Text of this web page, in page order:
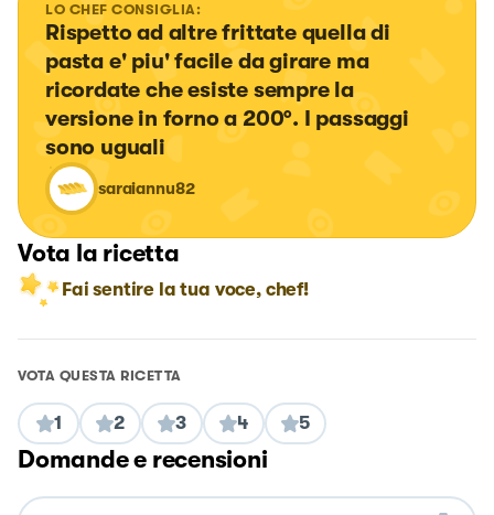
LO CHEF CONSIGLIA:
Rispetto ad altre frittate quella di
pasta e' piu' facile da girare ma
ricordate che esiste sempre la
versione in forno a 200°. I passaggi
sono uguali
saraiannu82
Vota la ricetta
Fai sentire la tua voce, chef!
VOTA QUESTA RICETTA
1 2 3 4 5
Domande e recensioni